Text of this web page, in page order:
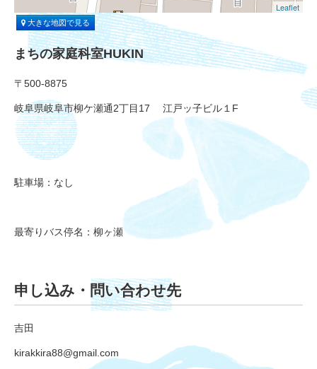
Leaflet
大きな地図で見る
まちの家庭科室HUKIN
〒500-8875
岐阜県岐阜市柳ケ瀬通2丁目17 江戸ッ子ビル１F
駐車場：なし
最寄りバス停名：柳ヶ瀬
申し込み・問い合わせ先
吉田
kirakkira88@gmail.com